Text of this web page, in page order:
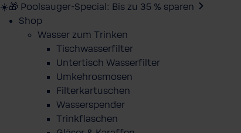
☀️🎁 Poolsauger-Special: Bis zu 35 % sparen
Shop
Wasser zum Trinken
Tischwasserfilter
Untertisch Wasserfilter
Umkehrosmosen
Filterkartuschen
Wasserspender
Trinkflaschen